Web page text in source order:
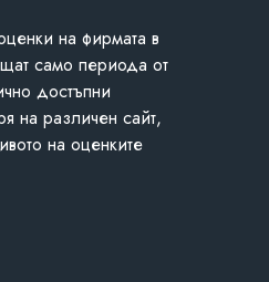
на фирмата в
само периода от
достъпни
на различен сайт,
на оценките